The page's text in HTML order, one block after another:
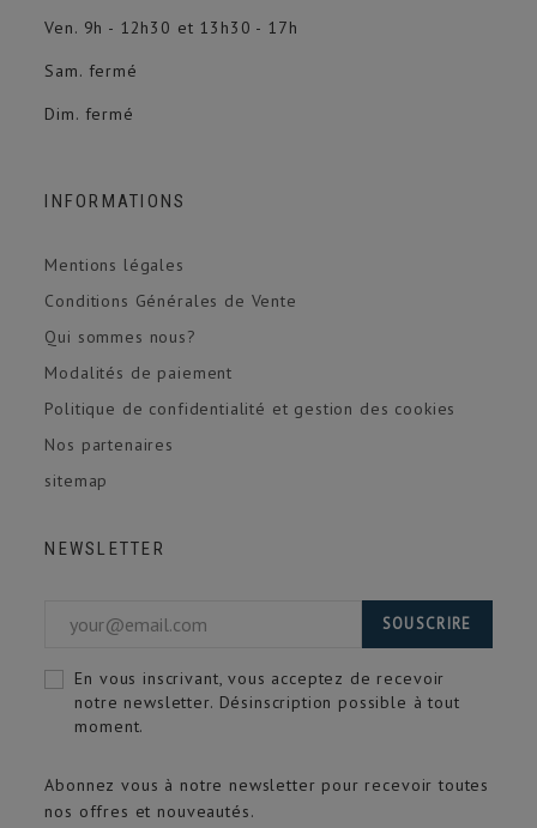
Ven. 9h - 12h30 et 13h30 - 17h
Sam. fermé
Dim. fermé
INFORMATIONS
Mentions légales
Conditions Générales de Vente
Qui sommes nous?
Modalités de paiement
Politique de confidentialité et gestion des cookies
Nos partenaires
sitemap
NEWSLETTER
Abonnez vous à notre newsletter pour recevoir toutes
nos offres et nouveautés.
SOUSCRIRE
En vous inscrivant, vous acceptez de recevoir
notre newsletter. Désinscription possible à tout
moment.